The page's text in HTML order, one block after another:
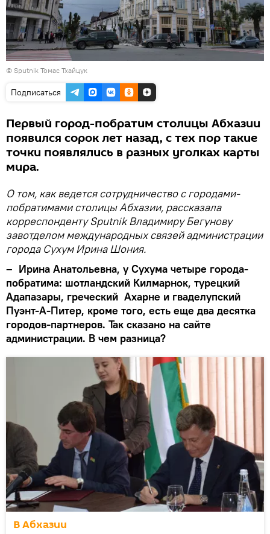
© Sputnik Томас Тхайцук
Подписаться
Первый город-побратим столицы Абхазии
появился сорок лет назад, с тех пор такие
точки появлялись в разных уголках карты
мира.
О том, как ведется сотрудничество с городами-
побратимами столицы Абхазии, рассказала
корреспонденту Sputnik Владимиру Бегунову
завотделом международных связей администрации
города Сухум Ирина Шония.
– Ирина Анатольевна, у Сухума четыре города-
побратима: шотландский Килмарнок, турецкий
Адапазары, греческий Ахарне и гваделупский
Пуэнт-А-Питер, кроме того, есть еще два десятка
городов-партнеров. Так сказано на сайте
администрации. В чем разница?
В Абхазии